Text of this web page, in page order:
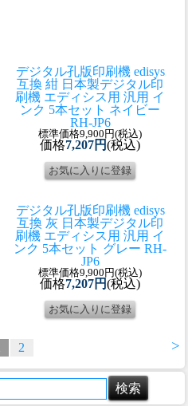
デジタル孔版印刷機 edisys
互換 紺 日本製デジタル印
刷機 エディシス用 汎用 イ
ンク 5本セット ネイビー
RH-JP6
標準価格9,900円(税込)
価格7,207円(税込)
デジタル孔版印刷機 edisys
互換 灰 日本製デジタル印
刷機 エディシス用 汎用 イ
ンク 5本セット グレー RH-
JP6
標準価格9,900円(税込)
価格7,207円(税込)
>
2